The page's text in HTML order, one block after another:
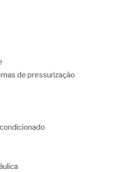
de pressurização